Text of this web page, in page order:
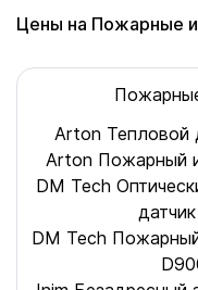
Цены на Пожарные
Arton Тепловой
Arton Пожарный
DM Tech
DM Tech